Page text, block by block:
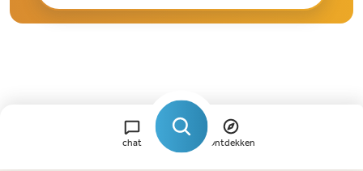
chat Ontdekken